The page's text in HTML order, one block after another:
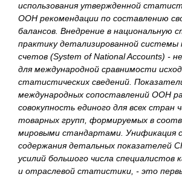
использования утвержденной
ООН рекомендации по составлению
балансов. Внедрение в национальную
практику детализированной системы
счетов (System of National Accounts) -
для международной сравнимости
статистических сведений.
международных сопоставлений ООН
совокупность единого для всех стран
товарных групп, формируемых в
мировыми стандартами. Унификация
содержания детальных показателей
усилий большого числа специалистов
и отраслевой статистики, - это